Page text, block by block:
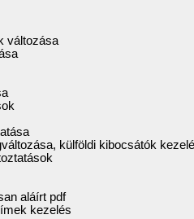
változása
külföldi kibocsátók
aláírt pdf
kezelés